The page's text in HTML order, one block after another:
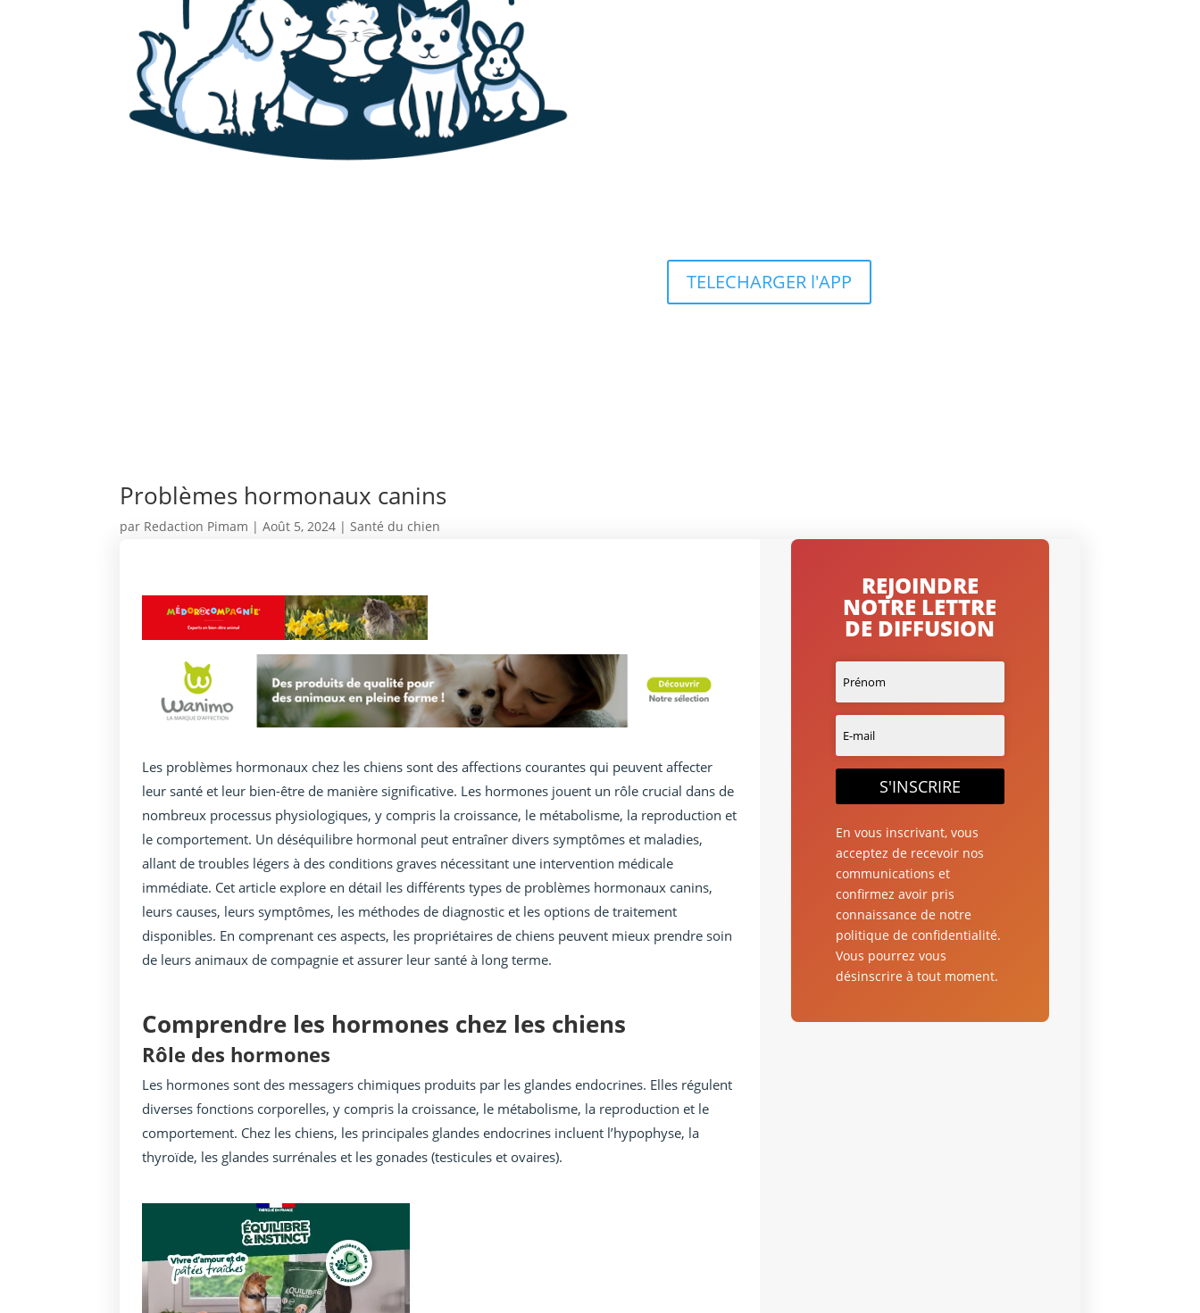
TELECHARGER l'APP
Problèmes hormonaux canins
par Redaction Pimam |Août 5, 2024 |Santé du chien
Les problèmes hormonaux chez les chiens sont des affections courantes qui peuvent affecter
leur santé et leur bien-être de manière significative. Les hormones jouent un rôle crucial dans de
nombreux processus physiologiques, y compris la croissance, le métabolisme, la reproduction et
le comportement. Un déséquilibre hormonal peut entraîner divers symptômes et maladies,
allant de troubles légers à des conditions graves nécessitant une intervention médicale
immédiate. Cet article explore en détail les différents types de problèmes hormonaux canins,
leurs causes, leurs symptômes, les méthodes de diagnostic et les options de traitement
disponibles. En comprenant ces aspects, les propriétaires de chiens peuvent mieux prendre soin
de leurs animaux de compagnie et assurer leur santé à long terme.
Comprendre les hormones chez les chiens
Rôle des hormones
Les hormones sont des messagers chimiques produits par les glandes endocrines. Elles régulent
diverses fonctions corporelles, y compris la croissance, le métabolisme, la reproduction et le
comportement. Chez les chiens, les principales glandes endocrines incluent l’hypophyse, la
thyroïde, les glandes surrénales et les gonades (testicules et ovaires).
REJOINDRE
NOTRE LETTRE
DE DIFFUSION
S'INSCRIRE
En vous inscrivant, vous
acceptez de recevoir nos
communications et
confirmez avoir pris
connaissance de notre
politique de confidentialité.
Vous pourrez vous
désinscrire à tout moment.